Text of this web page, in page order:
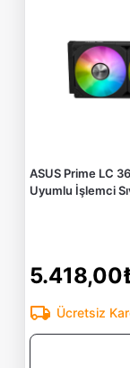
ASUS Prime LC
Uyumlu İşlemci
Ücretsiz